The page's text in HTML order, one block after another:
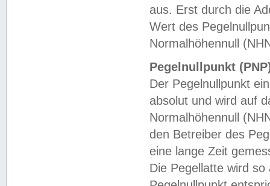
aus. Erst durch die
Wert des
Normalhöhennull
Pegelnullpunkt
Der Pegelnullpunkt
absolut und wird auf
Normalhöhennull
den Betreiber des
eine lange Zeit
Die Pegellatte wird